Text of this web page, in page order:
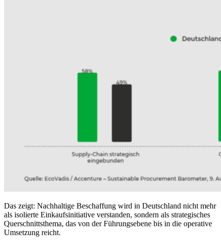
Das zeigt: Nachhaltige Beschaffung wird in Deutschland nicht mehr
als isolierte Einkaufsinitiative verstanden, sondern als strategisches
Querschnittsthema, das von der Führungsebene bis in die operative
Umsetzung reicht.